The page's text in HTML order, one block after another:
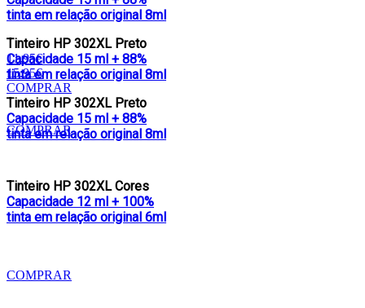
tinta em relação original 8ml
Tinteiro HP 302XL Preto
Capacidade 15 ml + 88%
tinta em relação original 8ml
Tinteiro HP 302XL Preto
Capacidade 15 ml + 88%
tinta em relação original 8ml
11.95€
15.95€
COMPRAR
COMPRAR
Tinteiro HP 302XL Cores
Capacidade 12 ml + 100%
tinta em relação original 6ml
COMPRAR